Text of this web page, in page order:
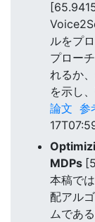
ルをプ
プロー
れるか
を示し
論文 参
MDPs
本稿で
配アル
ムであ